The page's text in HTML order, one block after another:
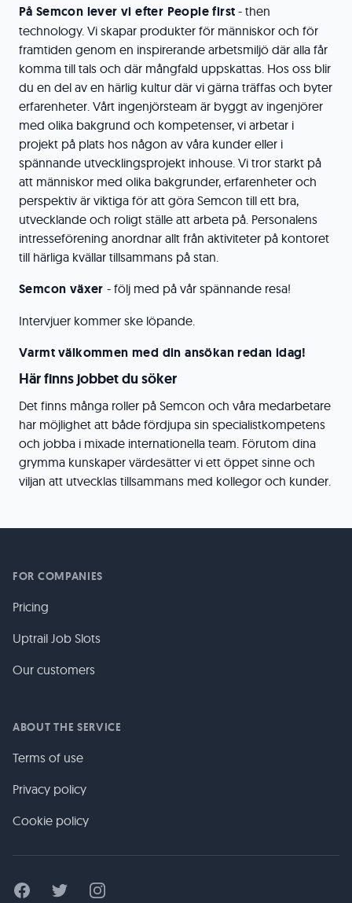
På Semcon lever vi efter People first - then
technology. Vi skapar produkter för människor och för
framtiden genom en inspirerande arbetsmiljö där alla får
komma till tals och där mångfald uppskattas. Hos oss blir
du en del av en härlig kultur där vi gärna träffas och byter
erfarenheter. Vårt ingenjörsteam är byggt av ingenjörer
med olika bakgrund och kompetenser, vi arbetar i
projekt på plats hos någon av våra kunder eller i
spännande utvecklingsprojekt inhouse. Vi tror starkt på
att människor med olika bakgrunder, erfarenheter och
perspektiv är viktiga för att göra Semcon till ett bra,
utvecklande och roligt ställe att arbeta på. Personalens
intresseförening anordnar allt från aktiviteter på kontoret
till härliga kvällar tillsammans på stan.
Semcon växer - följ med på vår spännande resa!
Intervjuer kommer ske löpande.
Varmtvälkommen med din ansökan redan idag!
Här finns jobbet du söker
Det finns många roller på Semcon och våra medarbetare
har möjlighet att både fördjupa sin specialistkompetens
och jobba i mixade internationella team. Förutom dina
grymma kunskaper värdesätter vi ett öppet sinne och
viljan att utvecklas tillsammans med kollegor och kunder.
FOR COMPANIES
Pricing
Uptrail Job Slots
Our customers
ABOUT THE SERVICE
Terms of use
Privacy policy
Cookie policy
FacebookTwitter Instagram